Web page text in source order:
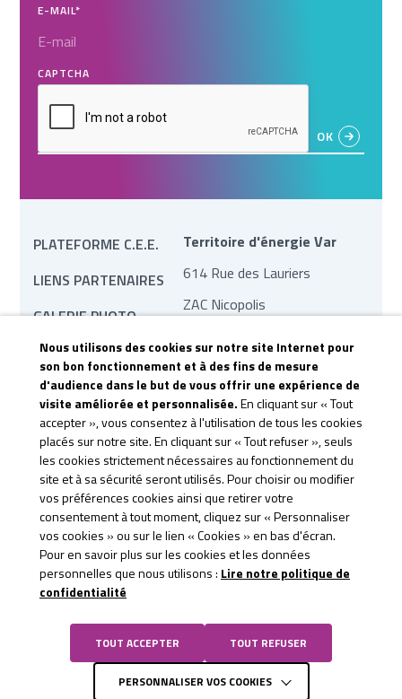
E-MAIL*
CAPTCHA
PLATEFORME C.E.E.
LIENS PARTENAIRES
GALERIE PHOTO
MARCHÉS PUBLICS
REVUE DE PRESSE
CONTACTEZ-NOUS
CGU &
CONFIDENTIALITÉ
Territoire d'énergie Var
614 Rue des Lauriers
ZAC Nicopolis
contact@te83.fr
Nous utilisons des cookies sur notre site Internet pour
son bon fonctionnement et à des fins de mesure
d'audience dans le but de vous offrir une expérience de
visite améliorée et personnalisée.En cliquant sur « Tout
accepter », vous consentez à l'utilisation de tous les cookies
placés sur notre site. En cliquant sur « Tout refuser », seuls
les cookies strictement nécessaires au fonctionnement du
site et à sa sécurité seront utilisés. Pour choisir ou modifier
vos préférences cookies ainsi que retirer votre
consentement à tout moment, cliquez sur « Personnaliser
vos cookies » ou sur le lien « Cookies » en bas d'écran.
Pour en savoir plus sur les cookies et les données
personnelles que nous utilisons : Lire notre politique de
confidentialité
TOUT ACCEPTER TOUT REFUSER
PERSONNALISER VOS COOKIES